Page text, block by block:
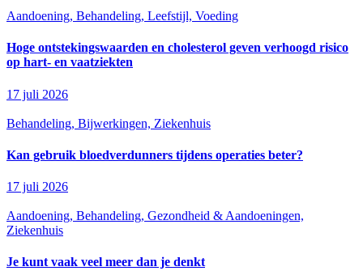
Aandoening, Behandeling, Leefstijl, Voeding
Hoge ontstekingswaarden en cholesterol geven verhoogd risico
op hart- en vaatziekten
17 juli 2026
Behandeling, Bijwerkingen, Ziekenhuis
Kan gebruik bloedverdunners tijdens operaties beter?
17 juli 2026
Aandoening, Behandeling, Gezondheid & Aandoeningen,
Ziekenhuis
Je kunt vaak veel meer dan je denkt